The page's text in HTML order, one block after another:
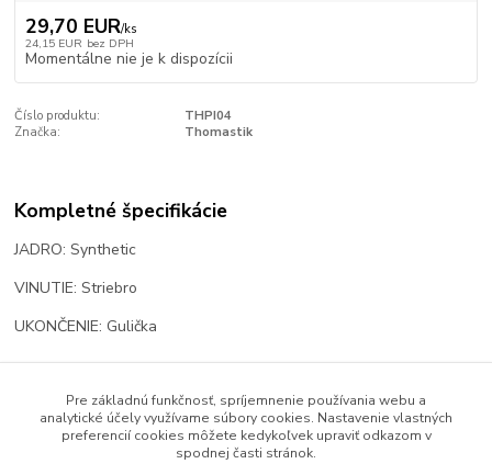
29,70 EUR/ks
24,15 EUR bez DPH
Momentálne nie je k dispozícii
Číslo produktu:
THPI04
Značka:
Thomastik
Kompletné špecifikácie
JADRO: Synthetic
VINUTIE: Striebro
UKONČENIE: Gulička
Tovar zaradený v kategóriách
Struny
Pre základnú funkčnosť, spríjemnenie používania webu a
analytické účely využívame súbory cookies. Nastavenie vlastných
preferencií cookies môžete kedykoľvek upraviť odkazom v
spodnej časti stránok.